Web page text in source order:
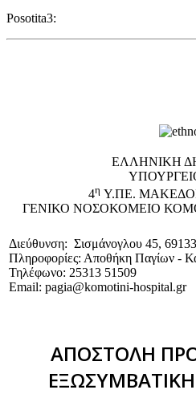
Posotita3:
EΛΛΗΝΙΚΗ
4η Υ.ΠΕ.
ΓΕΝΙΚΟ NΟΣΟΚΟΜΕΙΟ
Διεύθυνση: Σισμάνογλου 45,
Πληροφορίες: Αποθήκη Παγίων -
Τηλέφωνο: 25313 51509
Email: pagia@komotini-hospital.gr
ΑΠΟΣΤΟΛΗ